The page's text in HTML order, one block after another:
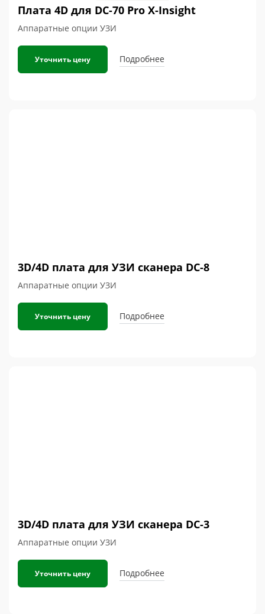
Плата 4D для DC-70 Pro X-Insight
Аппаратные опции УЗИ
Уточнить цену Подробнее
3D/4D плата для УЗИ сканера DC-8
Аппаратные опции УЗИ
Уточнить цену Подробнее
3D/4D плата для УЗИ сканера DC-3
Аппаратные опции УЗИ
Уточнить цену Подробнее